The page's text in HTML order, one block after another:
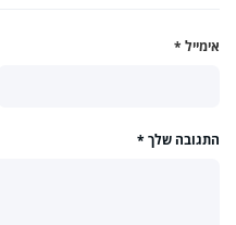
אימייל *
התגובה שלך *